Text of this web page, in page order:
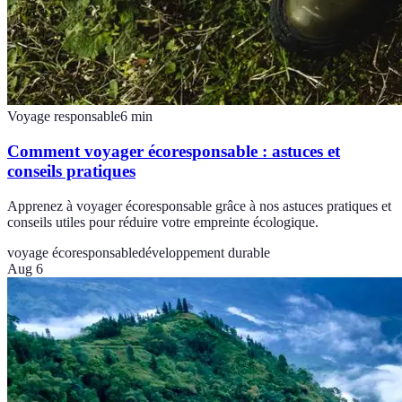
Voyage responsable6 min
Comment voyager écoresponsable : astuces et
conseils pratiques
Apprenez à voyager écoresponsable grâce à nos astuces pratiques et
conseils utiles pour réduire votre empreinte écologique.
voyage écoresponsabledéveloppement durable
Aug 6